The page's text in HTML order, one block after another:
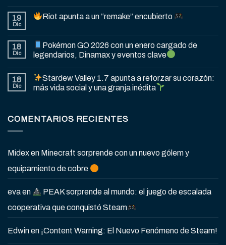
19
Dic
Riot apunta a un “remake” encubierto
18
Dic
Pokémon GO 2026 con un enero cargado de
legendarios, Dinamax y eventos clave
18
Dic
Stardew Valley 1.7 apunta a reforzar su corazón:
más vida social y una granja inédita
COMENTARIOS RECIENTES
Midexen Minecraft sorprende con un nuevo gólem y
equipamiento de cobre
evaen
PEAK sorprende al mundo: el juego de escalada
cooperativa que conquistó Steam
Edwinen ¡Content Warning: El Nuevo Fenómeno de Steam!